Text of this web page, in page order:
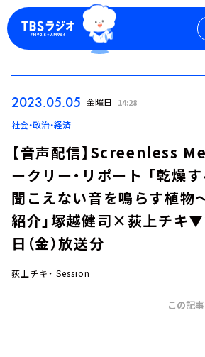
週間番組表
2023.05.05 金曜日 14:28
社会・政治・経済
【音声配信】Screenless
ークリー・リポート 「乾燥
聞こえない音を鳴らす植物
紹介」塚越健司×荻上チキ
日（金）放送分
荻上チキ・ Session
この記